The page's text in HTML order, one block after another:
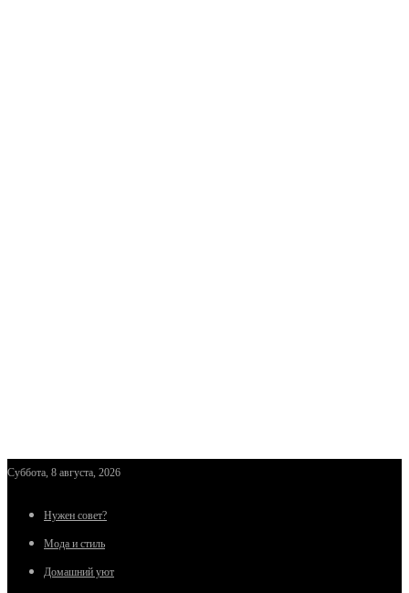
Суббота, 8 августа, 2026
Нужен совет?
Мода и стиль
Домашний уют